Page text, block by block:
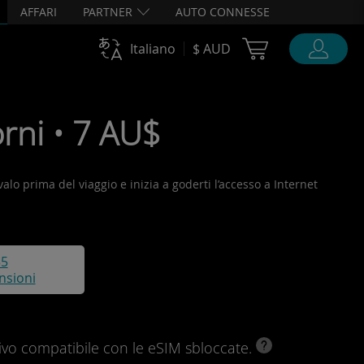
AFFARI PARTNER AUTO CONNESSE
Italiano $ AUD Cart Ubigi
• 7 AU$
prima del viaggio e inizia a goderti l’accesso a Internet
compatibile con le eSIM sbloccate.